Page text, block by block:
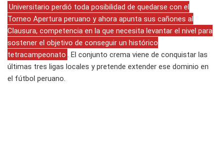
Universitario perdió toda posibilidad de quedarse con el
Torneo Apertura peruano y ahora apunta sus cañones al
Clausura, competencia en la que necesita levantar el nivel para
sostener el objetivo de conseguir un histórico
tetracampeonato
. El conjunto crema viene de conquistar las
últimas tres ligas locales y pretende extender ese dominio en
el fútbol peruano.